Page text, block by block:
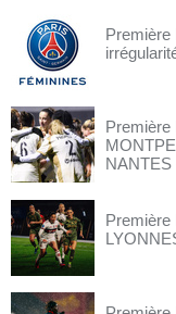
Première
Première
NANTES
Première